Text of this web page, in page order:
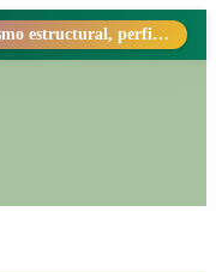
Racismo estructural, perfilamiento racial y abolicionismo carcelario.